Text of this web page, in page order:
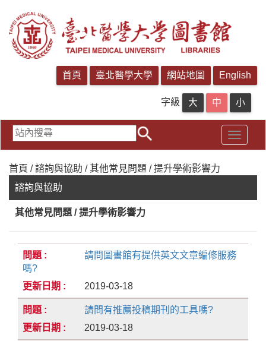
字級
首頁 / 諮詢與協助 / 其他常見問題 / 提升學術影響力
諮詢與協助
其他常見問題 / 提升學術影響力
請問圖書館有提供英文文章編修服務
嗎?
2019-03-18
請問有推薦投稿期刊的工具嗎?
2019-03-18